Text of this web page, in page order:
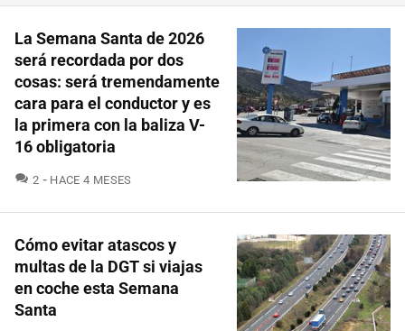
La Semana Santa de 2026
será recordada por dos
cosas: será tremendamente
cara para el conductor y es
la primera con la baliza V-
16 obligatoria
2 COMENTARIOS
HACE 4 MESES
Cómo evitar atascos y
multas de la DGT si viajas
en coche esta Semana
Santa